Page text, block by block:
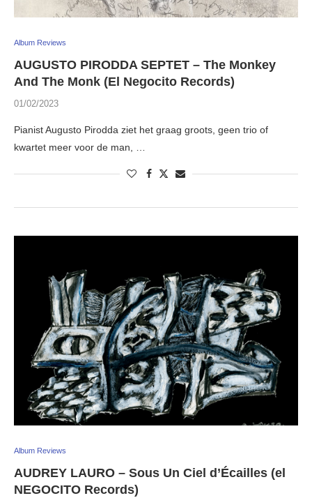
Album Reviews
AUGUSTO PIRODDA SEPTET – The Monkey
And The Monk (El Negocito Records)
01/02/2023
Pianist Augusto Pirodda ziet het graag groots, geen trio of
kwartet meer voor de man, …
Album Reviews
AUDREY LAURO – Sous Un Ciel d’Écailles (el
NEGOCITO Records)